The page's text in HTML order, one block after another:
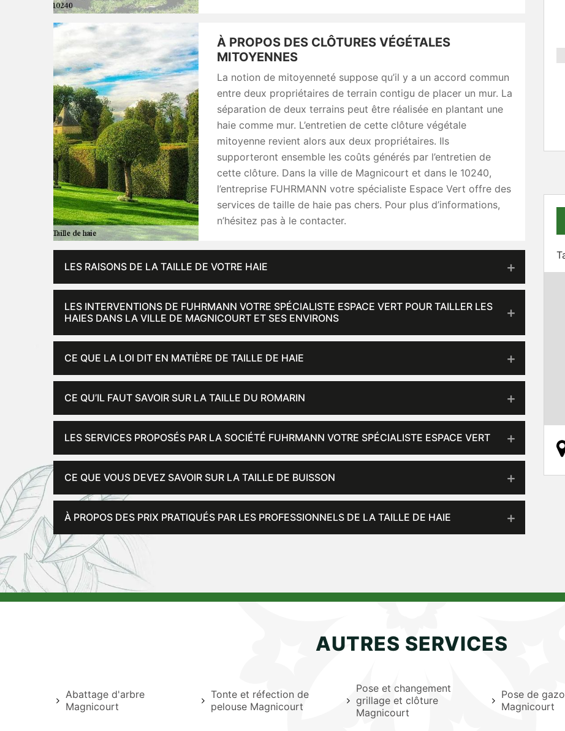
À PROPOS DES CLÔTURES VÉGÉTALES
MITOYENNES
La notion de mitoyenneté suppose qu’il y a un accord commun
entre deux propriétaires de terrain contigu de placer un mur. La
séparation de deux terrains peut être réalisée en plantant une
haie comme mur. L’entretien de cette clôture végétale
mitoyenne revient alors aux deux propriétaires. Ils
supporteront ensemble les coûts générés par l’entretien de
cette clôture. Dans la ville de Magnicourt et dans le 10240,
l’entreprise FUHRMANN votre spécialiste Espace Vert offre des
services de taille de haie pas chers. Pour plus d’informations,
n’hésitez pas à le contacter.
LES RAISONS DE LA TAILLE DE VOTRE HAIE
LES INTERVENTIONS DE FUHRMANN VOTRE SPÉCIALISTE ESPACE VERT POUR TAILLER LES
HAIES DANS LA VILLE DE MAGNICOURT ET SES ENVIRONS
CE QUE LA LOI DIT EN MATIÈRE DE TAILLE DE HAIE
CE QU’IL FAUT SAVOIR SUR LA TAILLE DU ROMARIN
LES SERVICES PROPOSÉS PAR LA SOCIÉTÉ FUHRMANN VOTRE SPÉCIALISTE ESPACE VERT
CE QUE VOUS DEVEZ SAVOIR SUR LA TAILLE DE BUISSON
À PROPOS DES PRIX PRATIQUÉS PAR LES PROFESSIONNELS DE LA TAILLE DE HAIE
AUTRES SERVICES
Abattage d'arbre
Magnicourt
Tonte et réfection de
pelouse Magnicourt
Pose et changement
grillage et clôture
Magnicourt
Pose de
Magnicourt